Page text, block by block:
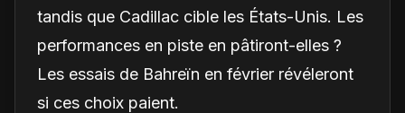
tandis que Cadillac cible les États-Unis. Les
performances en piste en pâtiront-elles ?
Les essais de Bahreïn en février révéleront
si ces choix paient.